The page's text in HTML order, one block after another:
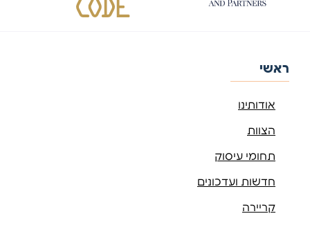
ראשי
אודותינו
הצוות
תחומי עיסוק
חדשות ועדכונים
קריירה